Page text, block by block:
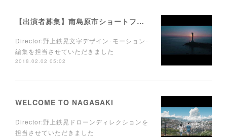
【出演者募集】南島原市ショートフィルム
Director:野上鉄晃文字デザイン･モーション･
編集を担当させていただきました
2018.02.02 05:02
WELCOME TO NAGASAKI
Director:野上鉄晃ドローンディレクションを
担当させていただきました